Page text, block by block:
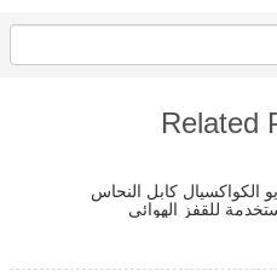
Related
الكواكسيال كابل النحاس
للقفز الهوائي